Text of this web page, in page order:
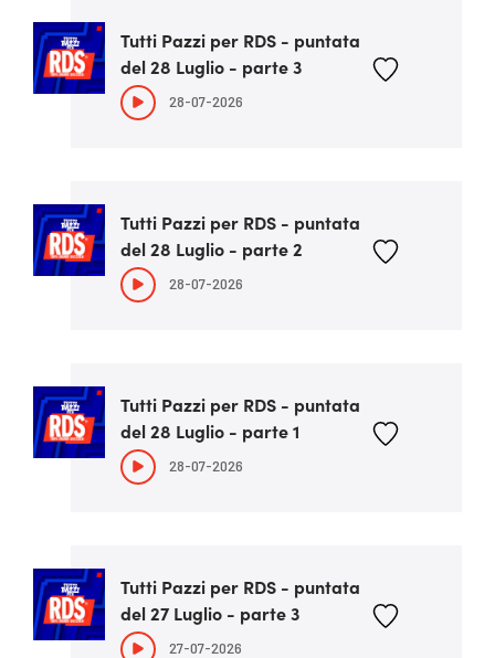
Tutti Pazzi per RDS - puntata
del 28 Luglio - parte 3
28-07-2026
Tutti Pazzi per RDS - puntata
del 28 Luglio - parte 2
28-07-2026
Tutti Pazzi per RDS - puntata
del 28 Luglio - parte 1
28-07-2026
Tutti Pazzi per RDS - puntata
del 27 Luglio - parte 3
27-07-2026